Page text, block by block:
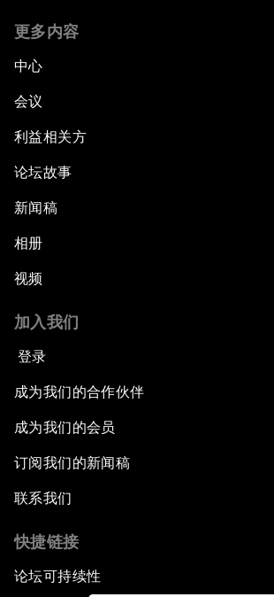
更多内容
中心
会议
利益相关方
论坛故事
新闻稿
相册
视频
加入我们
登录
成为我们的合作伙伴
成为我们的会员
订阅我们的新闻稿
联系我们
快捷链接
论坛可持续性